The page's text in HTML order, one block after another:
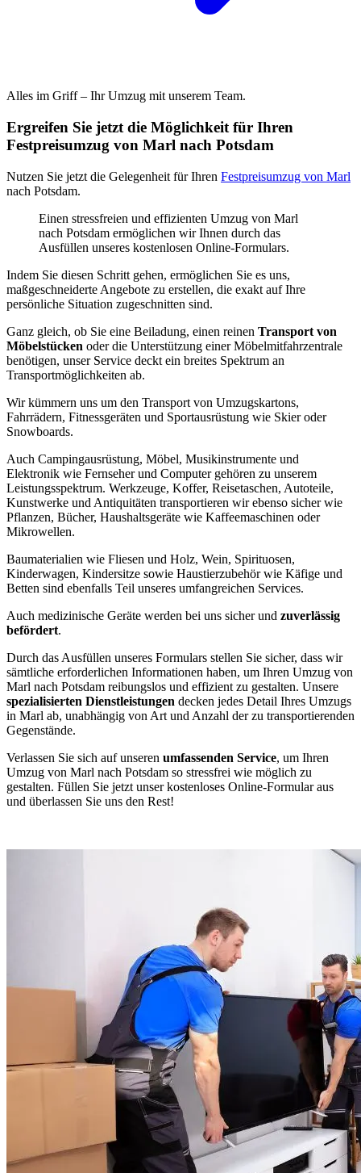
Alles im Griff – Ihr Umzug mit unserem Team.
Ergreifen Sie jetzt die Möglichkeit für Ihren
Festpreisumzug von Marl nach Potsdam
Nutzen Sie jetzt die Gelegenheit für Ihren Festpreisumzug von Marl
nach Potsdam.
Einen stressfreien und effizienten Umzug von Marl
nach Potsdam ermöglichen wir Ihnen durch das
Ausfüllen unseres kostenlosen Online-Formulars.
Indem Sie diesen Schritt gehen, ermöglichen Sie es uns,
maßgeschneiderte Angebote zu erstellen, die exakt auf Ihre
persönliche Situation zugeschnitten sind.
Ganz gleich, ob Sie eine Beiladung, einen reinen Transport von
Möbelstücken oder die Unterstützung einer Möbelmitfahrzentrale
benötigen, unser Service deckt ein breites Spektrum an
Transportmöglichkeiten ab.
Wir kümmern uns um den Transport von Umzugskartons,
Fahrrädern, Fitnessgeräten und Sportausrüstung wie Skier oder
Snowboards.
Auch Campingausrüstung, Möbel, Musikinstrumente und
Elektronik wie Fernseher und Computer gehören zu unserem
Leistungsspektrum. Werkzeuge, Koffer, Reisetaschen, Autoteile,
Kunstwerke und Antiquitäten transportieren wir ebenso sicher wie
Pflanzen, Bücher, Haushaltsgeräte wie Kaffeemaschinen oder
Mikrowellen.
Baumaterialien wie Fliesen und Holz, Wein, Spirituosen,
Kinderwagen, Kindersitze sowie Haustierzubehör wie Käfige und
Betten sind ebenfalls Teil unseres umfangreichen Services.
Auch medizinische Geräte werden bei uns sicher und zuverlässig
befördert.
Durch das Ausfüllen unseres Formulars stellen Sie sicher, dass wir
sämtliche erforderlichen Informationen haben, um Ihren Umzug von
Marl nach Potsdam reibungslos und effizient zu gestalten. Unsere
spezialisierten Dienstleistungen decken jedes Detail Ihres Umzugs
in Marl ab, unabhängig von Art und Anzahl der zu transportierenden
Gegenstände.
Verlassen Sie sich auf unseren umfassenden Service, um Ihren
Umzug von Marl nach Potsdam so stressfrei wie möglich zu
gestalten. Füllen Sie jetzt unser kostenloses Online-Formular aus
und überlassen Sie uns den Rest!